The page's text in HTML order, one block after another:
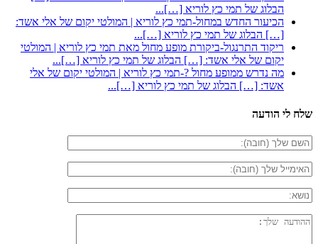
הבלוג של תמי כץ לוריא […]...
הכיעור החדש במחול-תמי כץ לוריא | המולטי יקום של אלי אשד:
[…] הבלוג של תמי כץ לוריא […]...
ריקוד התרנגול-ביקורת מופע מחול מאת תמי כץ לוריא | המולטי
יקום של אלי אשד: […] הבלוג של תמי כץ לוריא […]...
מה נדרש ממופע מחול ?-תמי כץ לוריא | המולטי יקום של אלי
אשד: […] הבלוג של תמי כץ לוריא […]...
שלח לי הודעה